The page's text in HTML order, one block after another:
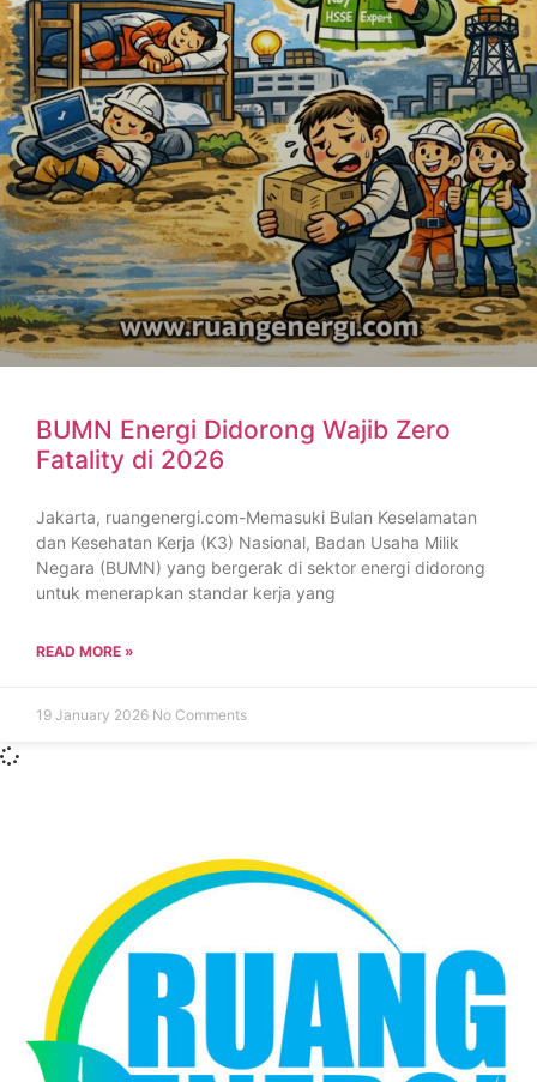
BUMN Energi Didorong Wajib Zero
Fatality di 2026
Jakarta, ruangenergi.com-Memasuki Bulan Keselamatan
dan Kesehatan Kerja (K3) Nasional, Badan Usaha Milik
Negara (BUMN) yang bergerak di sektor energi didorong
untuk menerapkan standar kerja yang
READ MORE »
19 January 2026 No Comments